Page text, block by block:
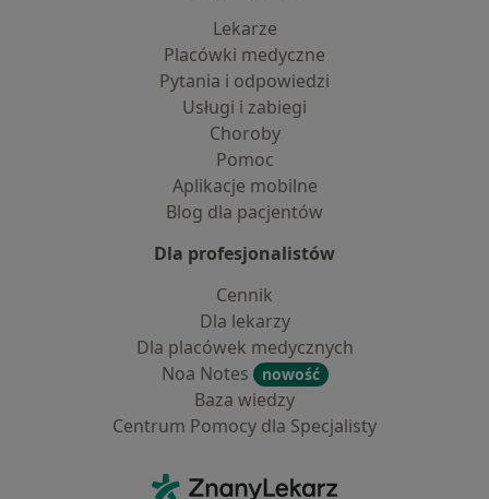
Lekarze
Placówki medyczne
Pytania i odpowiedzi
Usługi i zabiegi
Choroby
Pomoc
Aplikacje mobilne
Blog dla pacjentów
Dla profesjonalistów
Cennik
Dla lekarzy
Dla placówek medycznych
Noa Notes
nowość
Baza wiedzy
Centrum Pomocy dla Specjalisty
ZnanyLekarz - Strona główna